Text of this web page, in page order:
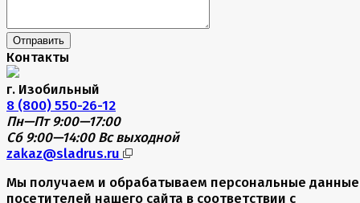
Отправить
Контакты
г. Изобильный
8 (800) 550-26-12
Пн—Пт 9:00—17:00
Сб 9:00—14:00 Вс выходной
zakaz@sladrus.ru
Мы получаем и обрабатываем персональные данные
посетителей нашего сайта в соответствии с